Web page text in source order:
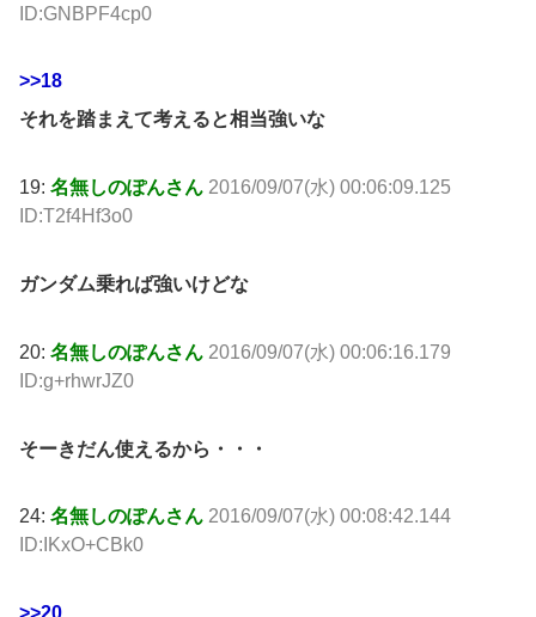
ID:GNBPF4cp0
>>18
それを踏まえて考えると相当強いな
19: 名無しのぽんさん 2016/09/07(水) 00:06:09.125
ID:T2f4Hf3o0
ガンダム乗れば強いけどな
20: 名無しのぽんさん 2016/09/07(水) 00:06:16.179
ID:g+rhwrJZ0
そーきだん使えるから・・・
24: 名無しのぽんさん 2016/09/07(水) 00:08:42.144
ID:IKxO+CBk0